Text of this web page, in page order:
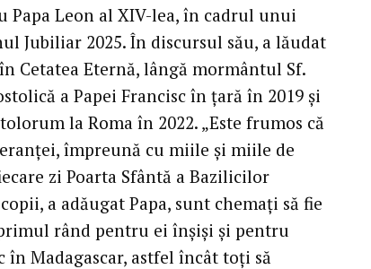
Leon al XIV-lea, în cadrul unui
Jubiliar 2025. În discursul său, a lăudat
Cetatea Eternă, lângă mormântul Sf.
a Papei Francisc în țară în 2019 și
la Roma în 2022. „Este frumos că
împreună cu miile și miile de
zi Poarta Sfântă a Bazilicilor
a adăugat Papa, sunt chemați să fie
rând pentru ei înșiși și pentru
în Madagascar, astfel încât toți să